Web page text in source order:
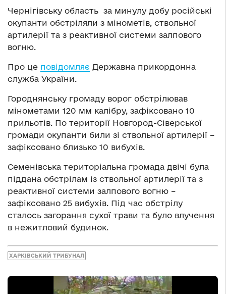
Чернігівську область за минулу добу російські
окупанти обстріляли з мінометів, ствольної
артилерії та з реактивної системи залпового
вогню.
Про це повідомляє Державна прикордонна
служба України.
Городнянську громаду ворог обстрілював
мінометами 120 мм калібру, зафіксовано 10
прильотів. По території Новгород-Сіверської
громади окупанти били зі ствольної артилерії –
зафіксовано близько 10 вибухів.
Семенівська територіальна громада двічі була
піддана обстрілам із ствольної артилерії та з
реактивної системи залпового вогню –
зафіксовано 25 вибухів. Під час обстрілу
сталось загорання сухої трави та було влучення
в нежитловий будинок.
ХАРКІВСЬКИЙ ТРИБУНАЛ